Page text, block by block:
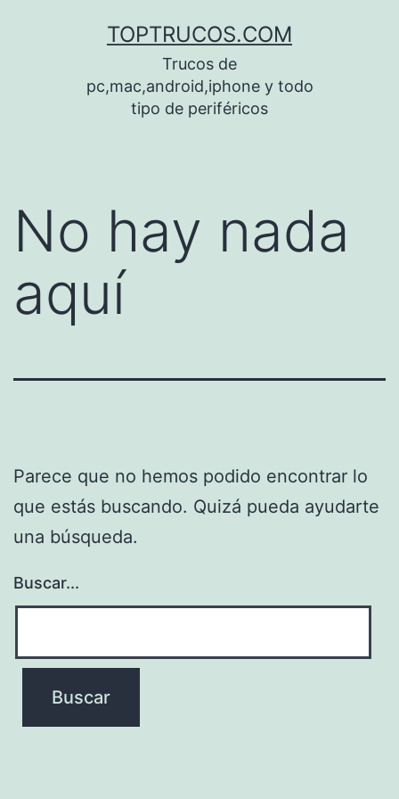
TOPTRUCOS.COM
Trucos de
pc,mac,android,iphone y todo
tipo de periféricos
No hay nada
aquí
Parece que no hemos podido encontrar lo
que estás buscando. Quizá pueda ayudarte
una búsqueda.
Buscar...